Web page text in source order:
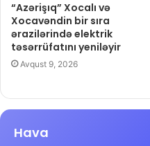
“Azərişıq” Xocalı və
Xocavəndin bir sıra
ərazilərində elektrik
təsərrüfatını yeniləyir
Avqust 9, 2026
Hava